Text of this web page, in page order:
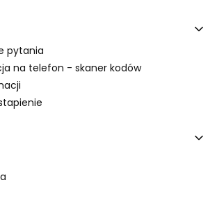
pytania
na telefon - skaner kodów